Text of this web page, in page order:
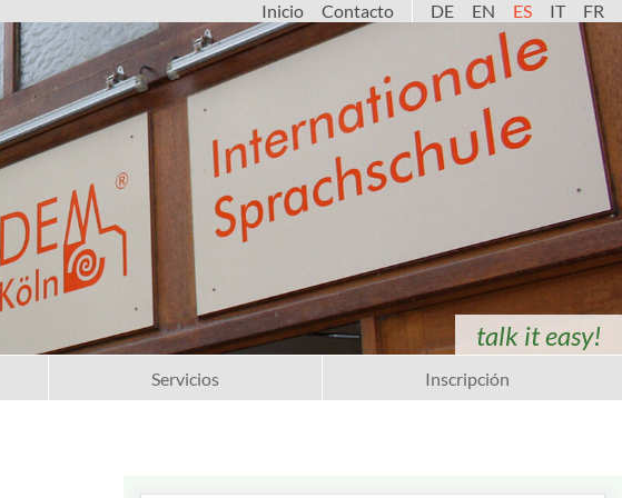
Inicio Contacto DE EN ES IT FR
talk it easy!
Servicios Inscripción